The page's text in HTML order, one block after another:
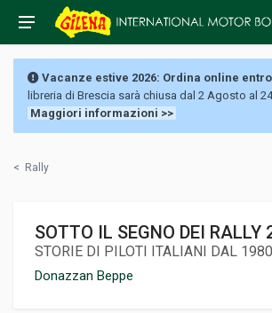
Vacanze estive 2026: Ordina online
libreria di Brescia sarà chiusa dal 2 Agosto al
Maggiori informazioni >>
< Rally
SOTTO IL SEGNO DEI RALLY
STORIE DI PILOTI ITALIANI DAL
Donazzan Beppe